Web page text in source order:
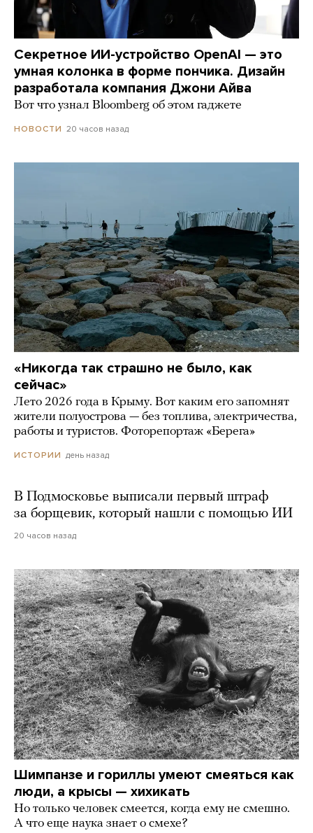
Секретное ИИ-устройство OpenAI — это
умная колонка в форме пончика. Дизайн
разработала компания Джони Айва
Вот что узнал Bloomberg об этом гаджете
НОВОСТИ 20 часов назад
«Никогда так страшно не было, как
сейчас»
Лето 2026 года в Крыму. Вот каким его запомнят
жители полуострова — без топлива, электричества,
работы и туристов. Фоторепортаж «Берега»
ИСТОРИИ день назад
В Подмосковье выписали первый штраф
за борщевик, который нашли с помощью ИИ
20 часов назад
Шимпанзе и гориллы умеют смеяться как
люди, а крысы — хихикать
Но только человек смеется, когда ему не смешно.
А что еще наука знает о смехе?